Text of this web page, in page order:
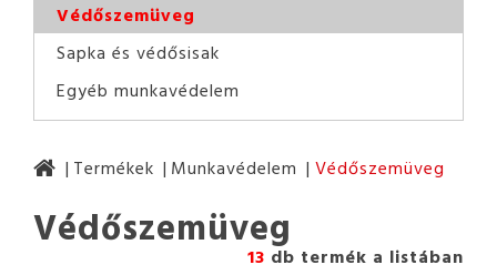
Védőszemüveg
Sapka és védősisak
Egyéb munkavédelem
Termékek Munkavédelem Védőszemüveg
Védőszemüveg
13 db termék a listában